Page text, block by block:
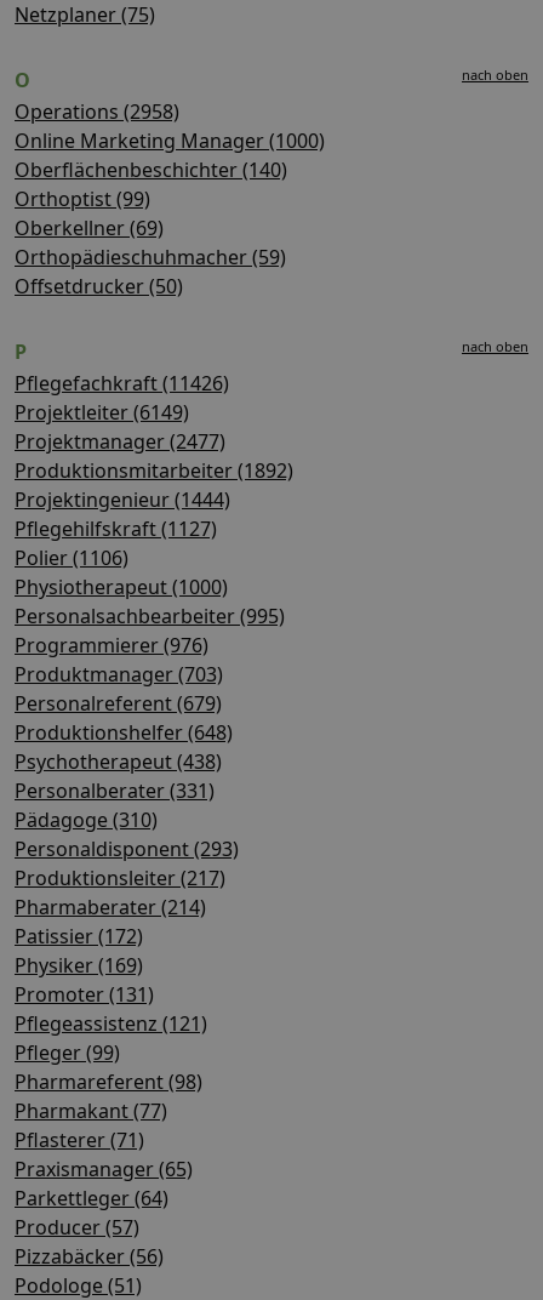
Netzplaner (75)
O nach oben
Operations (2958)
Online Marketing Manager (1000)
Oberflächenbeschichter (140)
Orthoptist (99)
Oberkellner (69)
Orthopädieschuhmacher (59)
Offsetdrucker (50)
P nach oben
Pflegefachkraft (11426)
Projektleiter (6149)
Projektmanager (2477)
Produktionsmitarbeiter (1892)
Projektingenieur (1444)
Pflegehilfskraft (1127)
Polier (1106)
Physiotherapeut (1000)
Personalsachbearbeiter (995)
Programmierer (976)
Produktmanager (703)
Personalreferent (679)
Produktionshelfer (648)
Psychotherapeut (438)
Personalberater (331)
Pädagoge (310)
Personaldisponent (293)
Produktionsleiter (217)
Pharmaberater (214)
Patissier (172)
Physiker (169)
Promoter (131)
Pflegeassistenz (121)
Pfleger (99)
Pharmareferent (98)
Pharmakant (77)
Pflasterer (71)
Praxismanager (65)
Parkettleger (64)
Producer (57)
Pizzabäcker (56)
Podologe (51)